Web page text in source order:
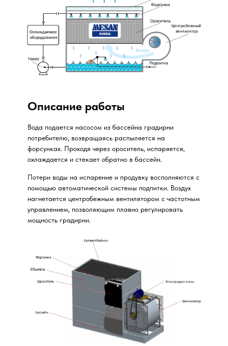
Описание работы
Вода подается насосом из бассейна градирни
потребителю, возвращаясь распыляется на
форсунках. Проходя через ороситель, испаряется,
охлаждается и стекает обратно в бассейн.
Потери воды на испарение и продувку восполняются с
помощью автоматической системы подпитки. Воздух
нагнетается центробежным вентилятором с частотным
управлением, позволяющим плавно регулировать
мощность градирни.